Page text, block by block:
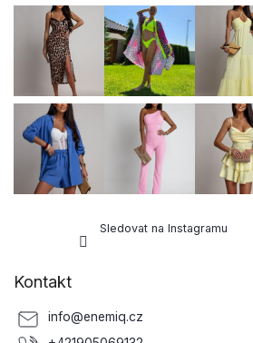
Sledovat na Instagramu
Kontakt
info@enemiq.cz